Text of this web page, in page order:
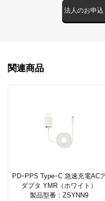
法人のお申
関連商品
PDｰPPS TypeｰC 急速充電AC
ダプタ YMR（ホワイト）
製品型番：ZSYNN9